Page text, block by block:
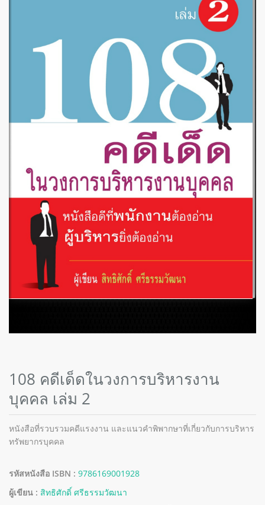
108 คดีเด็ดในวงการบริหารงาน
บุคคล เล่ม 2
หนังสือที่รวบรวมคดีแรงงาน และแนวคำพิพากษาที่เกี่ยวกับการบริหาร
ทรัพยากรบุคคล
รหัสหนังสือ ISBN : 9786169001928
ผู้เขียน : สิทธิศักดิ์ ศรีธรรมวัฒนา